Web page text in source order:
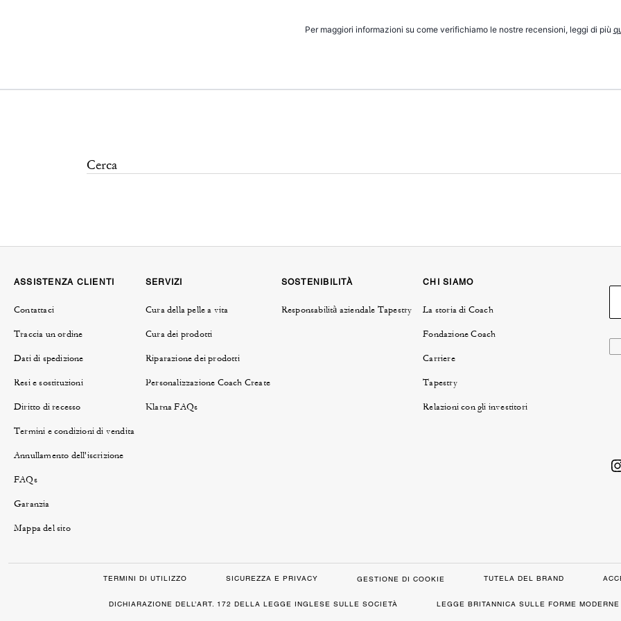
Per maggiori informazioni su come verifichiamo le nostre recensioni, leggi di più
ASSISTENZA CLIENTI
Contattaci
Traccia un ordine
Dati di spedizione
Resi e sostituzioni
Diritto di recesso
Termini e condizioni di vendita
Annullamento dell'iscrizione
FAQs
Garanzia
Mappa del sito
SERVIZI
Cura della pelle a vita
Cura dei prodotti
Riparazione dei prodotti
Personalizzazione Coach Create
Klarna FAQs
SOSTENIBILITÀ
Responsabilità aziendale Tapestry
CHI SIAMO
La storia di Coach
Fondazione Coach
Carriere
Tapestry
Relazioni con gli investitori
TERMINI DI UTILIZZO SICUREZZA E PRIVACY GESTIONE DI COOKIE TUTELA DEL BRAND
DICHIARAZIONE DELL’ART. 172 DELLA LEGGE INGLESE SULLE SOCIETÀ LEGGE BRITANNICA SULLE FORME